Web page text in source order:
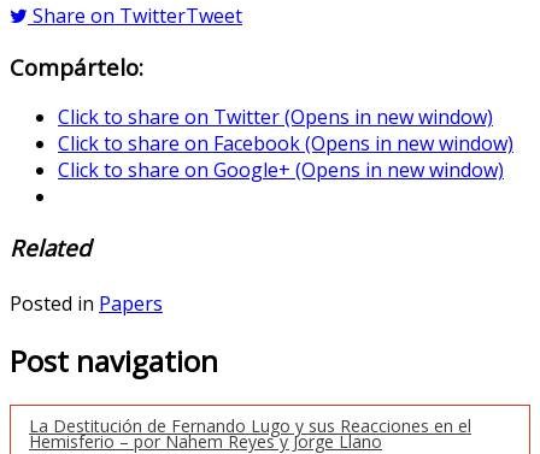
Share on TwitterTweet
Compártelo:
Click to share on Twitter (Opens in new window)
Click to share on Facebook (Opens in new window)
Click to share on Google+ (Opens in new window)
Related
Posted in Papers
Post navigation
La Destitución de Fernando Lugo y sus Reacciones en el
Hemisferio – por Nahem Reyes y Jorge Llano